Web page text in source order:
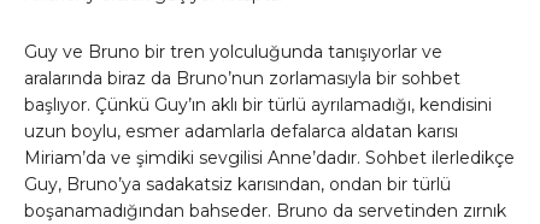
Guy ve Bruno bir tren yolculuğunda tanışıyorlar ve
aralarında biraz da Bruno’nun zorlamasıyla bir sohbet
başlıyor. Çünkü Guy’ın aklı bir türlü ayrılamadığı, kendisini
uzun boylu, esmer adamlarla defalarca aldatan karısı
Miriam’da ve şimdiki sevgilisi Anne’dadır. Sohbet ilerledikçe
Guy, Bruno’ya sadakatsiz karısından, ondan bir türlü
boşanamadığından bahseder. Bruno da servetinden zırnık